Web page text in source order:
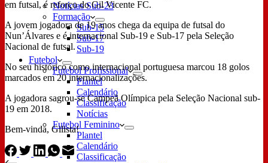
Notícias Sub-23
Formação
Sub-15
Sub-17
Sub-19
Futebol
Futebol Profissional
Plantel
Calendário
Classificação
Notícias
Futebol Feminino
Plantel
Calendário
Classificação
em futsal, é reforço do Gil Vicente FC.
A jovem jogadora de 19 anos chega da equipa de futsal do
Nun’Álvares e é internacional Sub-19 e Sub-17 pela Seleção
Nacional de futsal.
No seu histórico como internacional portuguesa marcou 18 golos
marcados em 20 internacionalizações.
A jogadora sagrou-se Campeã Olímpica pela Seleção Nacional sub-
19 em 2018.
Bem-vinda, Gilista!